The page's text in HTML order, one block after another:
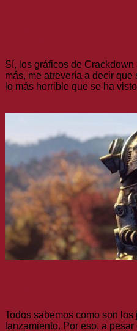
Sí, los gráficos de
más, me atrevería a decir
lo más horrible que se ha
Todos sabemos como son
lanzamiento. Por eso, a